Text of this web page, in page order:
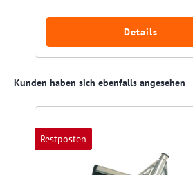
Details
Produktgalerie überspringen
Kunden haben sich ebenfalls angesehen
Restposten